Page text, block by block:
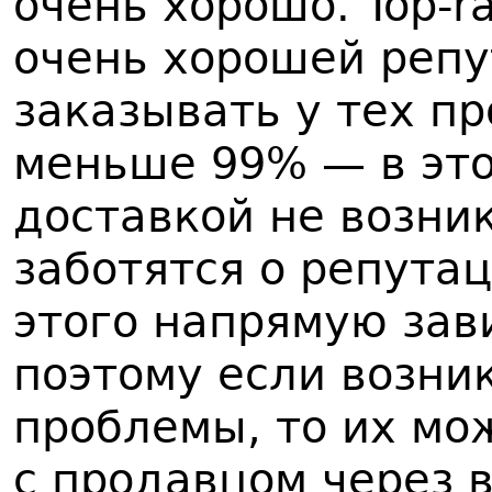
очень хорошей
заказывать у тех
меньше 99% — в
доставкой не
заботятся о
этого напрямую
поэтому если
проблемы, то их
с продавцом через